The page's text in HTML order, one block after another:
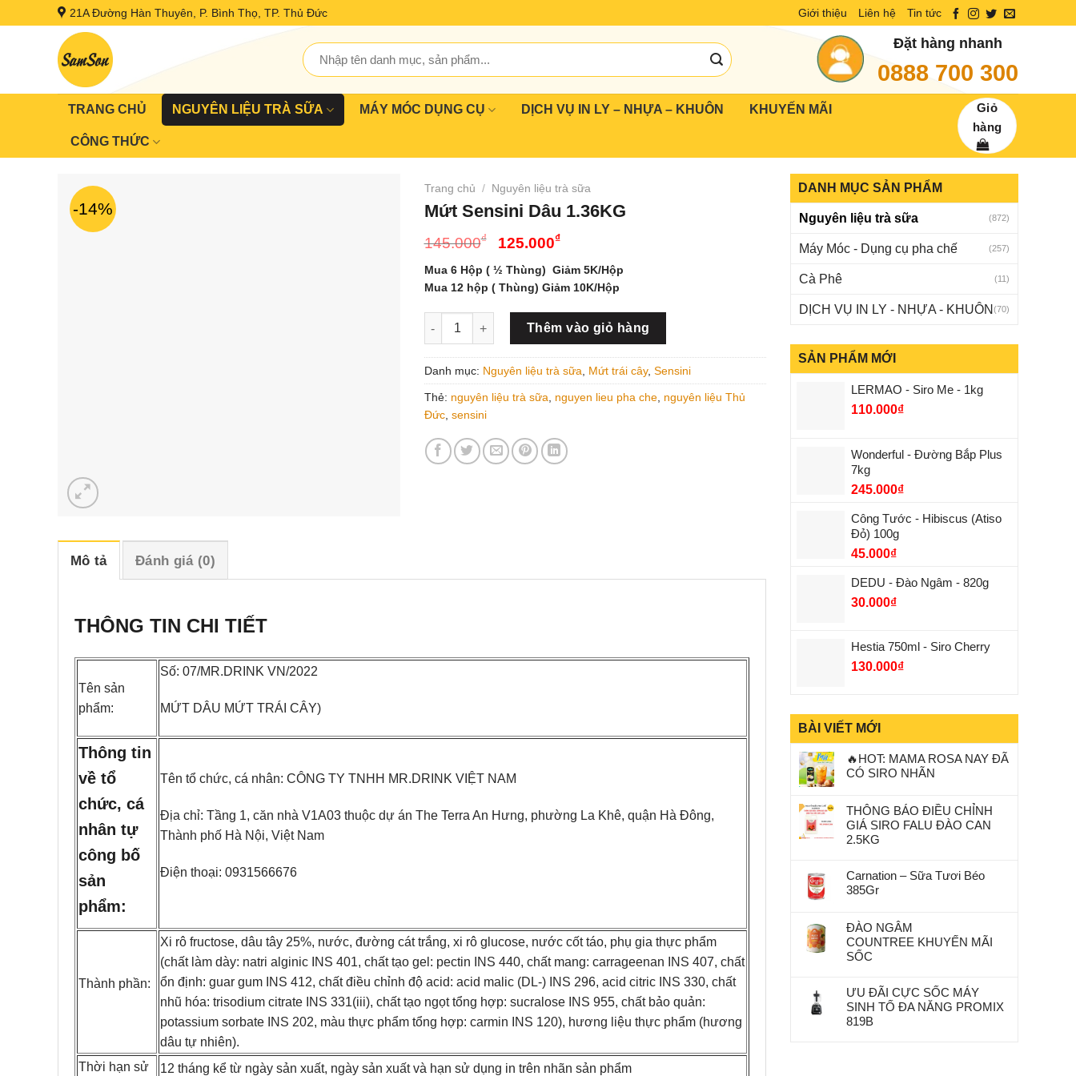
to
21A Đường Hàn Thuyên, P. Bình Thọ, TP. Thủ Đức Giới thiệu Liên hệ Tin tức
Tìm
kiếm:
Đặt hàng nhanh
0888 700 300
TRANG CHỦ NGUYÊN LIỆU TRÀ SỮA MÁY MÓC DỤNG CỤ DỊCH VỤ IN LY – NHỰA – KHUÔN KHUYẾN MÃI
CÔNG THỨC
Giỏ
hàng
DANH MỤC SẢN PHẨM
Nguyên liệu trà sữa (872)
Máy Móc - Dụng cụ pha chế (257)
Cà Phê (11)
DỊCH VỤ IN LY - NHỰA - KHUÔN (70)
SẢN PHẨM MỚI
LERMAO - Siro Me - 1kg
110.000₫
Wonderful - Đường Bắp Plus
7kg
245.000₫
Công Tước - Hibiscus (Atiso
Đỏ) 100g
45.000₫
DEDU - Đào Ngâm - 820g
30.000₫
Hestia 750ml - Siro Cherry
130.000₫
BÀI VIẾT MỚI
🔥HOT: MAMA ROSA NAY ĐÃ
CÓ SIRO NHÃN
THÔNG BÁO ĐIỀU CHỈNH
GIÁ SIRO FALU ĐÀO CAN
2.5KG
Carnation – Sữa Tươi Béo
385Gr
ĐÀO NGÂM
COUNTREE KHUYẾN MÃI
SỐC
ƯU ĐÃI CỰC SỐC MÁY
SINH TỐ ĐA NĂNG PROMIX
819B
-14%
Trang chủ / Nguyên liệu trà sữa
Mứt Sensini Dâu 1.36KG
145.000₫
Giá
gốc
là:
145.000₫.
125.000₫Giá
tại
là:
125.000₫.
Mua 6 Hộp ( ½ Thùng) Giảm 5K/Hộp
Mua 12 hộp ( Thùng) Giảm 10K/Hộp
Mứt Sensini Dâu 1.36KG số lượng
Thêm vào giỏ hàng
Danh mục: Nguyên liệu trà sữa Mứt trái cây, Sensini
Thẻ: nguyên liệu trà sữa nguyen lieu pha che, nguyên liệu Thủ
Đức, sensini
Mô tả Đánh giá (0)
THÔNG TIN CHI TIẾT
Tên sản
phẩm:
Số: 07/MR.DRINK VN/2022
MỨT DÂU MỨT TRÁI CÂY)
Thông tin
về tổ
chức, cá
nhân tự
công bố
sản
phẩm:
Tên tổ chức, cá nhân: CÔNG TY TNHH MR.DRINK VIỆT NAM
Địa chỉ: Tầng 1, căn nhà V1A03 thuộc dự án The Terra An Hưng, phường La Khê, quận Hà Đông,
Thành phố Hà Nội, Việt Nam
Điện thoại: 0931566676
Thành phần:
Xi rô fructose, dâu tây 25%, nước, đường cát trắng, xi rô glucose, nước cốt táo, phụ gia thực phẩm
(chất làm dày: natri alginic INS 401, chất tạo gel: pectin INS 440, chất mang: carrageenan INS 407, chất
ổn định: guar gum INS 412, chất điều chỉnh độ acid: acid malic (DL-) INS 296, acid citric INS 330, chất
nhũ hóa: trisodium citrate INS 331(iii), chất tạo ngọt tổng hợp: sucralose INS 955, chất bảo quản:
potassium sorbate INS 202, màu thực phẩm tổng hợp: carmin INS 120), hương liệu thực phẩm (hương
dâu tự nhiên).
Thời hạn sử
12 tháng kể từ ngày sản xuất, ngày sản xuất và hạn sử dụng in trên nhãn sản phẩm